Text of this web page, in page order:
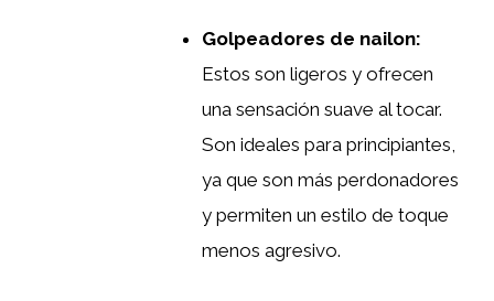
Golpeadores de nailon:
Estos son ligeros y ofrecen
una sensación suave al tocar.
Son ideales para principiantes,
ya que son más perdonadores
y permiten un estilo de toque
menos agresivo.